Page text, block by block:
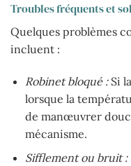
Troubles fréquents et
Quelques problèmes
incluent :
Robinet bloqué :Si
lorsque la
de manœuvrer
mécanisme.
Sifflement ou bruit :